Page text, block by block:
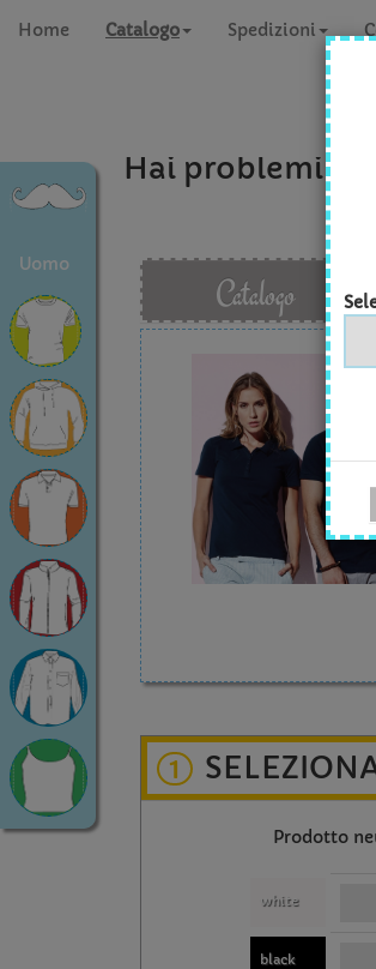
Home Catalogo Spedizioni
Uomo
Hai problemi a
Catalogo
1
Prodotto
white
black